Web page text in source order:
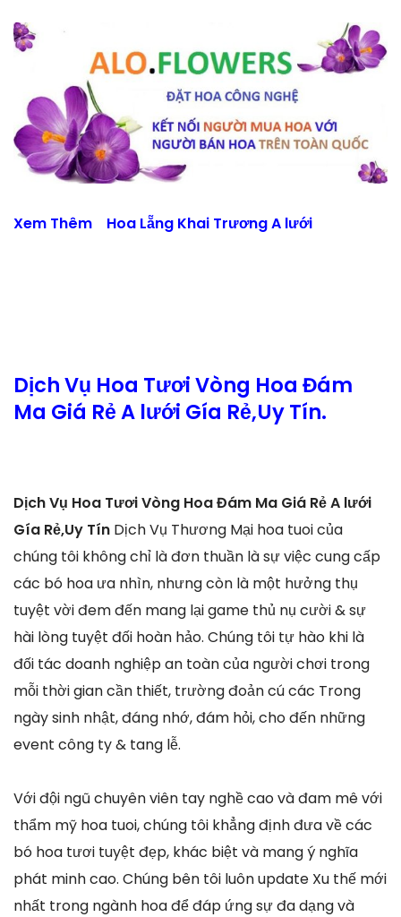
Xem Thêm Hoa Lẵng Khai Trương A lưới
Dịch Vụ Hoa Tươi Vòng Hoa Đám
Ma Giá Rẻ A lưới Gía Rẻ,Uy Tín.
Dịch Vụ Hoa Tươi Vòng Hoa Đám Ma Giá Rẻ A lưới
Gía Rẻ,Uy Tín Dịch Vụ Thương Mại hoa tuoi của
chúng tôi không chỉ là đơn thuần là sự việc cung cấp
các bó hoa ưa nhìn, nhưng còn là một hưởng thụ
tuyệt vời đem đến mang lại game thủ nụ cười & sự
hài lòng tuyệt đối hoàn hảo. Chúng tôi tự hào khi là
đối tác doanh nghiệp an toàn của người chơi trong
mỗi thời gian cần thiết, trường đoản cú các Trong
ngày sinh nhật, đáng nhớ, đám hỏi, cho đến những
event công ty & tang lễ.
Với đội ngũ chuyên viên tay nghề cao và đam mê với
thẩm mỹ hoa tuoi, chúng tôi khẳng định đưa về các
bó hoa tươi tuyệt đẹp, khác biệt và mang ý nghĩa
phát minh cao. Chúng bên tôi luôn update Xu thế mới
nhất trong ngành hoa để đáp ứng sự đa dạng và